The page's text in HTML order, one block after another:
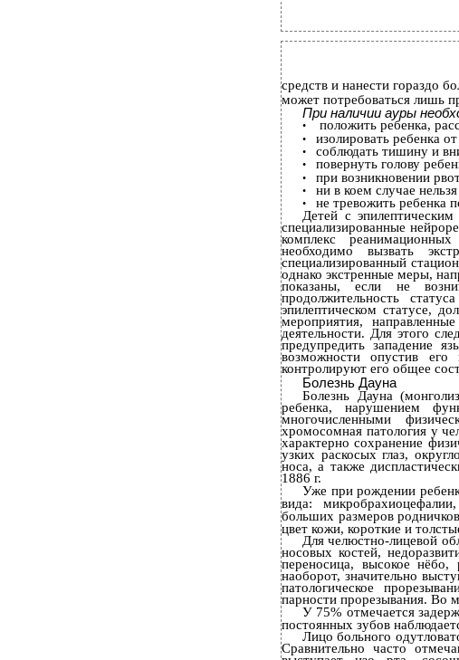
средств и нанести гораздо
может потребоваться лишь
При наличии ауры
• положить ребенка,
• изолировать ребенка
• соблюдать тишину и
• повернуть голову
• при возникновении
• ни в коем случае
•
не тревожить ребенка
Детей с
специализированные
комплекс
необходимо вызвать
специализированный
однако экстренные меры,
показаны, если не
продолжительность
эпилептическом статусе,
мероприятия,
деятельности. Для этого
предупредить западение
возможности опустив его
контролируют его общее
Болезнь Дауна
Болезнь Дауна
ребенка, нарушением
многочисленными
хромосомная патология у
характерно сохранение
узких раскосых глаз,
носа, а также
1886 г.
Уже при рождении
вида:
больших размеров
цвет кожи, короткие и
Для челюстно-лицевой
носовых костей,
переносица, высокое
наоборот, значительно
патологическое
парности прорезывания. Во
У 75% отмечается
постоянных зубов
Лицо больного
Сравнительно часто